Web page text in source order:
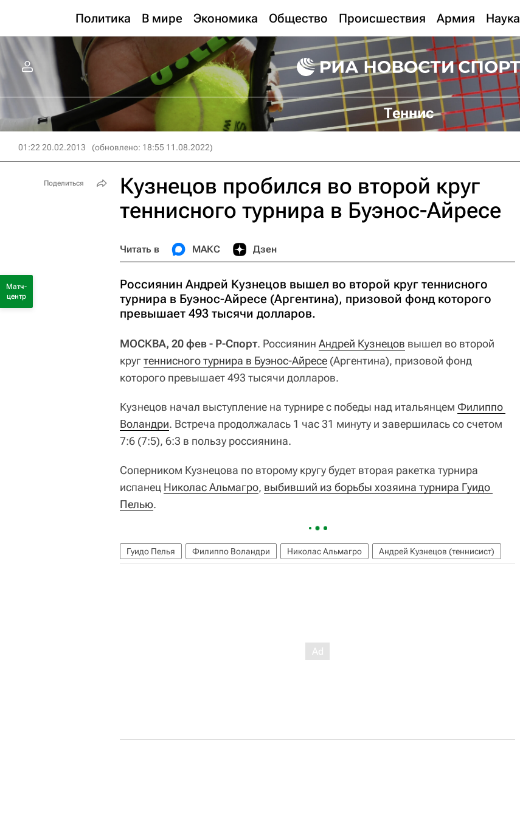
Политика В мире Экономика Общество Происшествия Армия Наука
Теннис
01:22 20.02.2013 (обновлено: 18:55 11.08.2022)
Кузнецов пробился во второй круг
теннисного турнира в Буэнос-Айресе
Читать в МАКС Дзен
Россиянин Андрей Кузнецов вышел во второй круг теннисного
турнира в Буэнос-Айресе (Аргентина), призовой фонд которого
превышает 493 тысячи долларов.
МОСКВА, 20 фев - Р-Спорт. Россиянин Андрей Кузнецов вышел во второй
кругтеннисного турнира в Буэнос-Айресе (Аргентина), призовой фонд
которого превышает 493 тысячи долларов.
Кузнецов начал выступление на турнире с победы над итальянцем Филиппо
Воландри. Встреча продолжалась 1 час 31 минуту и завершилась со счетом
7:6 (7:5), 6:3 в пользу россиянина.
Соперником Кузнецова по второму кругу будет вторая ракетка турнира
испанец Николас Альмагро, выбивший из борьбы хозяина турнира Гуидо
Пелью.
Гуидо Пелья Филиппо Воландри Николас Альмагро Андрей Кузнецов (теннисист)
Поделиться
Матч-
центр